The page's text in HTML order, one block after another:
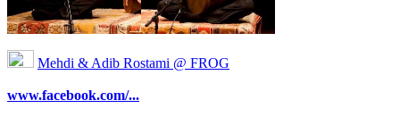
Mehdi & Adib Rostami @ FROG
www.facebook.com/...